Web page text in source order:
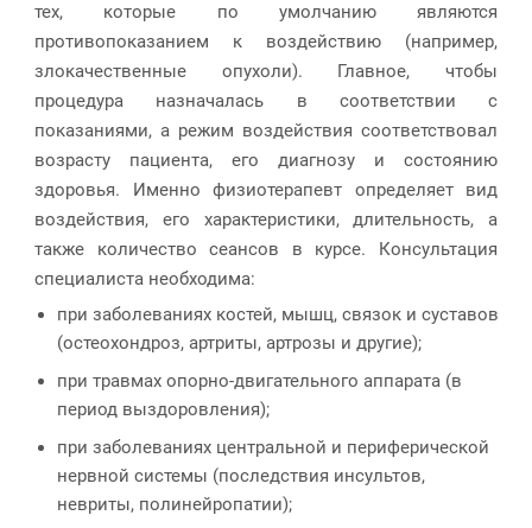
тех, которые по умолчанию являются
противопоказанием к воздействию (например,
злокачественные опухоли). Главное, чтобы
процедура назначалась в соответствии с
показаниями, а режим воздействия соответствовал
возрасту пациента, его диагнозу и состоянию
здоровья. Именно физиотерапевт определяет вид
воздействия, его характеристики, длительность, а
также количество сеансов в курсе. Консультация
специалиста необходима:
при заболеваниях костей, мышц, связок и суставов
(остеохондроз, артриты, артрозы и другие);
при травмах опорно-двигательного аппарата (в
период выздоровления);
при заболеваниях центральной и периферической
нервной системы (последствия инсультов,
невриты, полинейропатии);